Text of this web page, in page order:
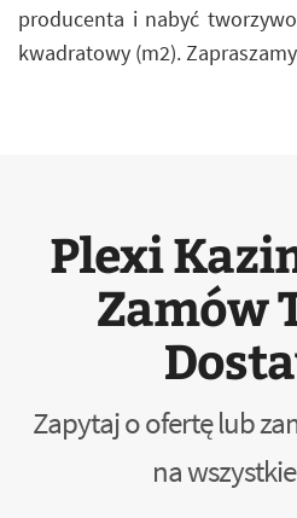
producenta i nabyć
kwadratowy (m2).
Plexi
Zamów
Zapytaj o ofertę lub
na